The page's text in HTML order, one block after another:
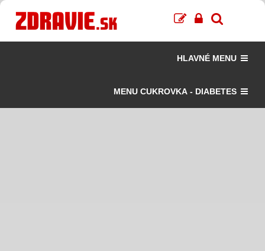
HLAVNÉ MENU
MENU CUKROVKA - DIABETES